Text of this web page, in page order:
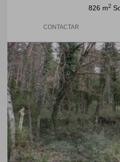
826 m2
CONTACTAR
Previous